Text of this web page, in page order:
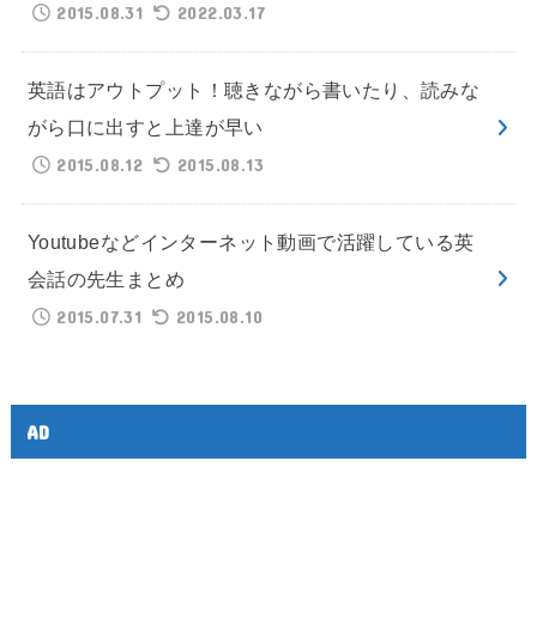
2015.08.31
2022.03.17
英語はアウトプット！聴きながら書いたり、読みな
がら口に出すと上達が早い
2015.08.12
2015.08.13
Youtubeなどインターネット動画で活躍している英
会話の先生まとめ
2015.07.31
2015.08.10
AD